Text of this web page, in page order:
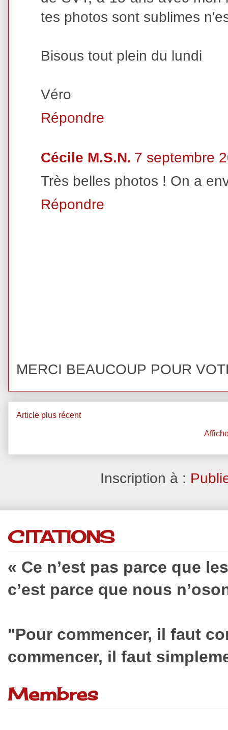
tes photos sont sublimes
Bisous tout plein du lundi
Véro
Répondre
Cécile M.S.N. 7 septembre
Très belles photos ! On a
Répondre
MERCI BEAUCOUP POUR
Article plus récent
Inscription à :
CITATIONS
« Ce n’est pas parce que
c’est parce que nous
"Pour commencer, il faut
commencer, il faut
Membres